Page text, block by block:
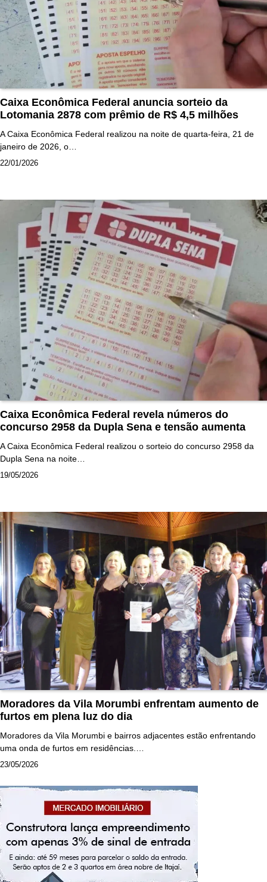
Caixa Econômica Federal anuncia sorteio da
Lotomania 2878 com prêmio de R$ 4,5 milhões
A Caixa Econômica Federal realizou na noite de quarta-feira, 21 de
janeiro de 2026, o…
22/01/2026
Caixa Econômica Federal revela números do
concurso 2958 da Dupla Sena e tensão aumenta
A Caixa Econômica Federal realizou o sorteio do concurso 2958 da
Dupla Sena na noite…
19/05/2026
Moradores da Vila Morumbi enfrentam aumento de
furtos em plena luz do dia
Moradores da Vila Morumbi e bairros adjacentes estão enfrentando
uma onda de furtos em residências.…
23/05/2026